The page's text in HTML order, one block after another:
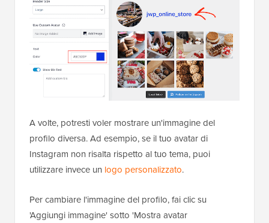
A volte, potresti voler mostrare un'immagine del
profilo diversa. Ad esempio, se il tuo avatar di
Instagram non risalta rispetto al tuo tema, puoi
utilizzare invece un logo personalizzato.
Per cambiare l'immagine del profilo, fai clic su
'Aggiungi immagine' sotto 'Mostra avatar